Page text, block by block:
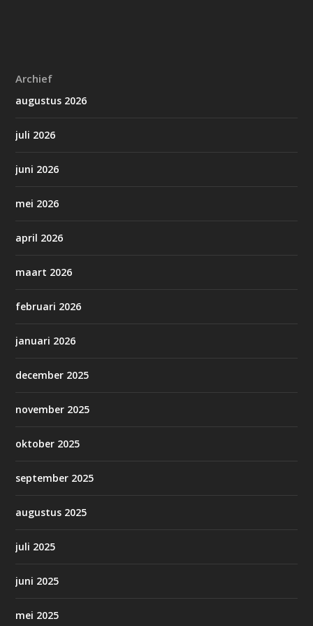
Archief
augustus 2026
juli 2026
juni 2026
mei 2026
april 2026
maart 2026
februari 2026
januari 2026
december 2025
november 2025
oktober 2025
september 2025
augustus 2025
juli 2025
juni 2025
mei 2025